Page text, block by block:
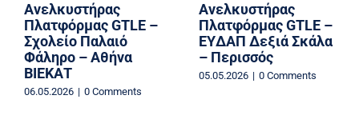
Ανελκυστήρας
Πλατφόρμας GTLE –
Σχολείο Παλαιό
Φάληρο – Αθήνα
ΒΙΕΚΑΤ
06.05.2026 | 0 Comments
Ανελκυστήρας
Πλατφόρμας GTLE –
EYΔΑΠ Δεξιά Σκάλα
– Περισσός
05.05.2026 | 0 Comments